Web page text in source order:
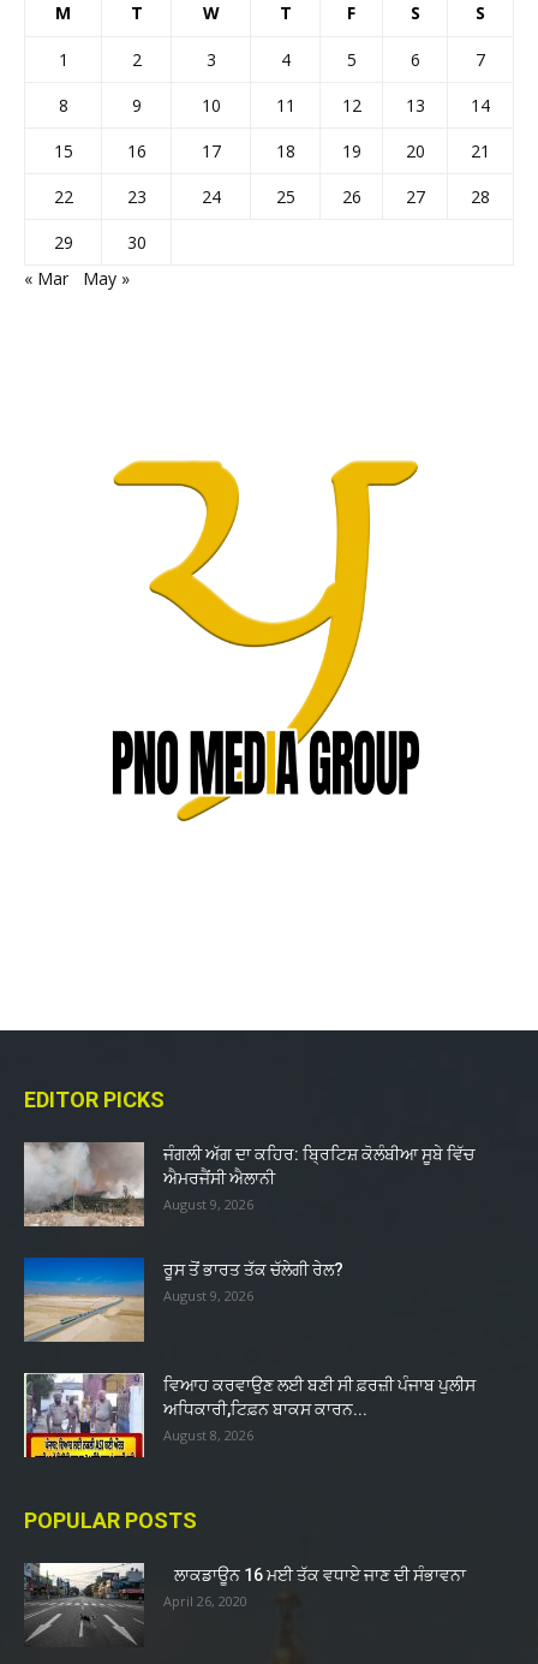
M T W T F S S
1 2 3 4 5 6
7
8
9 10 11 12 13
14
15
16 17 18 19 20
21
22
23 24 25 26 27
28
29
30
« Mar
May »
EDITOR PICKS
ਜੰਗਲੀ ਅੱਗ ਦਾ ਕਹਿਰ: ਬ੍ਰਿਟਿਸ਼ ਕੋਲੰਬੀਆ ਸੂਬੇ ਵਿੱਚ
ਐਮਰਜੈਂਸੀ ਐਲਾਨੀ
August 9, 2026
ਰੂਸ ਤੋਂ ਭਾਰਤ ਤੱਕ ਚੱਲੇਗੀ ਰੇਲ?
August 9, 2026
ਵਿਆਹ ਕਰਵਾਉਣ ਲਈ ਬਣੀ ਸੀ ਫ਼ਰਜ਼ੀ ਪੰਜਾਬ ਪੁਲੀਸ
ਅਧਿਕਾਰੀ,ਟਿਫ਼ਨ ਬਾਕਸ ਕਾਰਨ...
August 8, 2026
POPULAR POSTS
ਲਾਕਡਾਊਨ 16 ਮਈ ਤੱਕ ਵਧਾਏ ਜਾਣ ਦੀ ਸੰਭਾਵਨਾ
April 26, 2020